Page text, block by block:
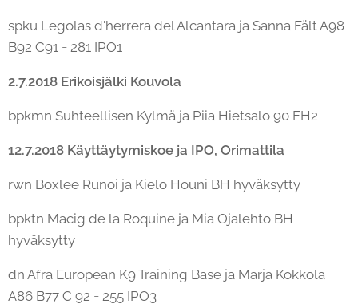
spku Legolas d'herrera del Alcantara ja Sanna Fält A98
B92 C91 = 281 IPO1
2.7.2018 Erikoisjälki Kouvola
bpkmn Suhteellisen Kylmä ja Piia Hietsalo 90 FH2
12.7.2018 Käyttäytymiskoe ja IPO, Orimattila
rwn Boxlee Runoi ja Kielo Houni BH hyväksytty
bpktn Macig de la Roquine ja Mia Ojalehto BH
hyväksytty
dn Afra European K9 Training Base ja Marja Kokkola
A86 B77 C 92 = 255 IPO3